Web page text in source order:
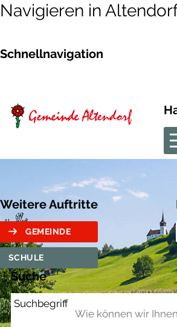
Navigieren in
Schnellnavigation
Weitere Auftritte
GEMEINDE
SCHULE
Suche
Suchbegriff